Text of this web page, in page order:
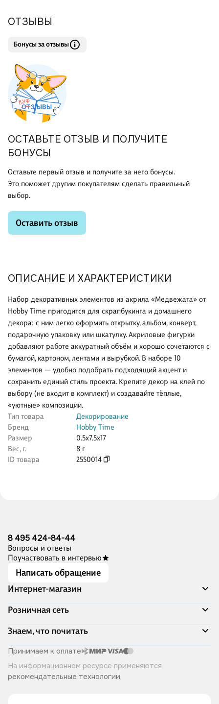
ОПИСАНИЕ И ХАРАКТЕРИСТИКИ
Набор декоративных элементов из акрила «Медвежата» от
Hobby Time пригодится для скрапбукинга и домашнего
декора: с ним легко оформить открытку, альбом, конверт,
подарочную упаковку или шкатулку. Акриловые фигурки
добавляют работе аккуратный объём и хорошо сочетаются с
бумагой, картоном, лентами и вырубкой. В наборе 10
элементов — удобно подобрать подходящий акцент и
сохранить единый стиль проекта. Крепите декор на клей по
выбору (не входит в комплект) и создавайте тёплые,
«уютные» композиции.
Тип товара
Декорирование
Бренд
Hobby Time
Размер
0.5x7.5x17
Вес, г.
8 г
ID товара
2550014
ОТЗЫВЫ
Бонусы за отзывы
ОСТАВЬТЕ ОТЗЫВ И ПОЛУЧИТЕ
БОНУСЫ
Оставьте первый отзыв и получите за него бонусы.
Это поможет другим покупателям сделать правильный
выбор.
Оставить отзыв
8 495 424-84-44
Вопросы и ответы
Поучаствовать в интервью
Написать обращение
Интернет-магазин
Акции
Доставка и оплата
Программа лояльности
Подарочные сертификаты
Правила продажи
Политика конфиденциальности
Розничная сеть
Адреса магазинов
Книжный Дозор
О компании
Читай-город для бизнеса
Хотите у нас работать?
Знаем, что почитать
Скоро в продаже
Лучшие из лучших
Читай-журнал
Принимаем к оплате
На информационном ресурсе применяются
рекомендательные технологии.